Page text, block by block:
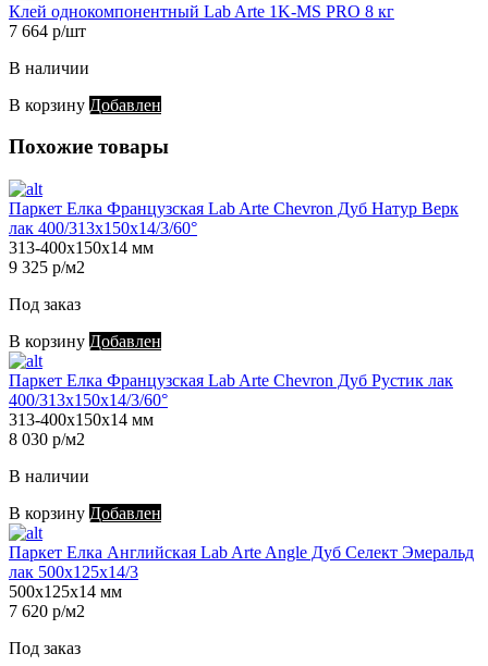
Клей однокомпонентный Lab Arte 1K-MS PRO 8 кг
7 664 р/шт
В наличии
В корзину Добавлен
Похожие товары
Паркет Елка Французская Lab Arte Chevron Дуб Натур Верк
лак 400/313х150х14/3/60°
313-400х150х14 мм
9 325 р/м2
Под заказ
В корзину Добавлен
Паркет Елка Французская Lab Arte Chevron Дуб Рустик лак
400/313х150х14/3/60°
313-400х150х14 мм
8 030 р/м2
В наличии
В корзину Добавлен
Паркет Елка Английская Lab Arte Angle Дуб Селект Эмеральд
лак 500х125х14/3
500х125х14 мм
7 620 р/м2
Под заказ